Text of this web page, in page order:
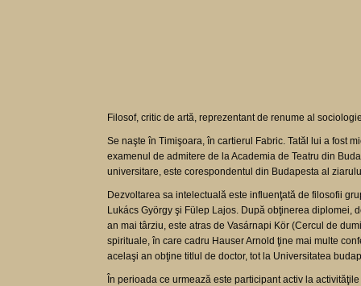
Filosof, critic de artă, reprezentant de renume al
Se naşte în Timişoara, în cartierul Fabric. Tatăl lui a fost
examenul de admitere de la Academia de Teatru din
universitare, este corespondentul din Budapesta al
Dezvoltarea sa intelectuală este influenţată de filosofii
Lukács György şi Fülep Lajos. După obţinerea diplomei,
an mai târziu, este atras de Vasárnapi Kör (Cercul de
spirituale, în care cadru Hauser Arnold ţine mai multe
acelaşi an obţine titlul de doctor, tot la Universitatea
În perioada ce urmează este participant activ la